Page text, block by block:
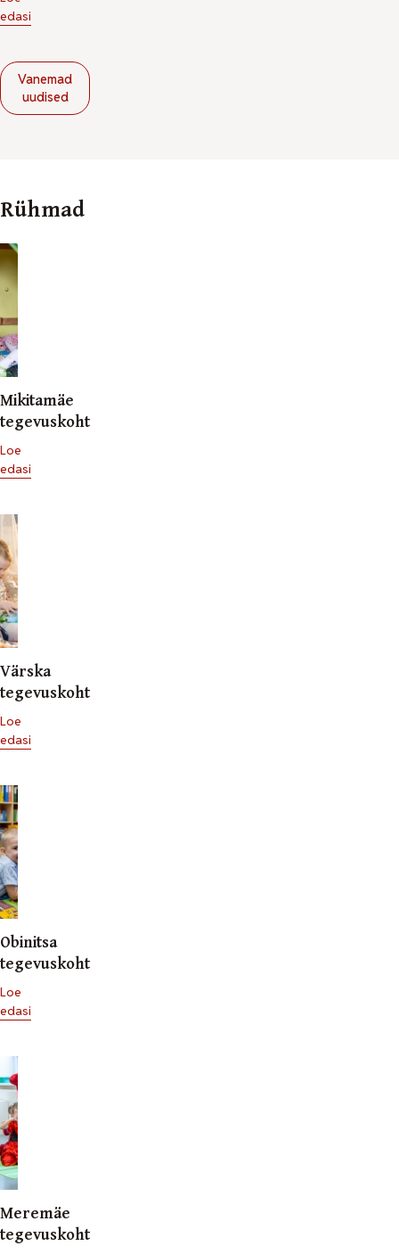
edasi
Vanemad
uudised
Rühmad
Mikitamäe
tegevuskoht
Loe
edasi
Värska
tegevuskoht
Loe
edasi
Obinitsa
tegevuskoht
Loe
edasi
Meremäe
tegevuskoht